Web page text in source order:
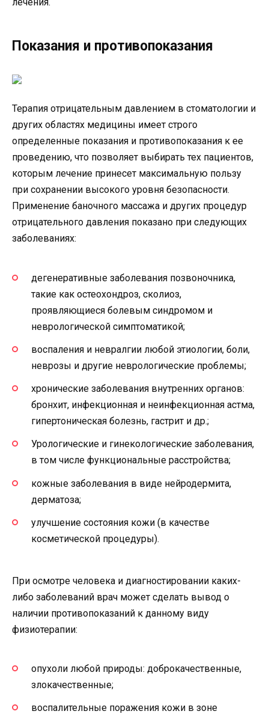
Показания и противопоказания
Терапия отрицательным давлением в стоматологии и
других областях медицины имеет строго
определенные показания и противопоказания к ее
проведению, что позволяет выбирать тех пациентов,
которым лечение принесет максимальную пользу
при сохранении высокого уровня безопасности.
Применение баночного массажа и других процедур
отрицательного давления показано при следующих
заболеваниях:
дегенеративные заболевания позвоночника,
такие как остеохондроз, сколиоз,
проявляющиеся болевым синдромом и
неврологической симптоматикой;
воспаления и невралгии любой этиологии, боли,
неврозы и другие неврологические проблемы;
хронические заболевания внутренних органов:
бронхит, инфекционная и неинфекционная астма,
гипертоническая болезнь, гастрит и др.;
Урологические и гинекологические заболевания,
в том числе функциональные расстройства;
кожные заболевания в виде нейродермита,
дерматоза;
улучшение состояния кожи (в качестве
косметической процедуры).
При осмотре человека и диагностировании каких-
либо заболеваний врач может сделать вывод о
наличии противопоказаний к данному виду
физиотерапии:
опухоли любой природы: доброкачественные,
злокачественные;
воспалительные поражения кожи в зоне